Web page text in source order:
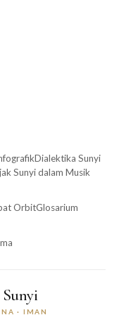
Dialektika Sunyi
Sunyi dalam Musik
OrbitGlosarium
Sunyi
· IMAN